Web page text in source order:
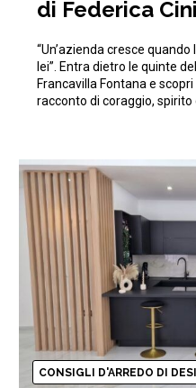
di Federica
“Un’azienda cresce
lei”. Entra dietro le quinte
Francavilla Fontana e
racconto di coraggio, spirito
CONSIGLI D'ARREDO DI